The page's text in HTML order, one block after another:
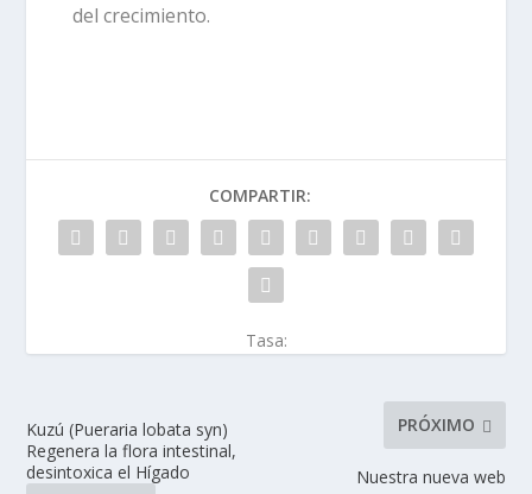
del crecimiento.
COMPARTIR:
Tasa:
Kuzú (Pueraria lobata syn)
Regenera la flora intestinal,
desintoxica el Hígado
PRÓXIMO
Nuestra nueva web